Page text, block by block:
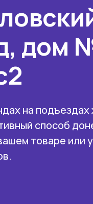
дом
на
способ
товаре или